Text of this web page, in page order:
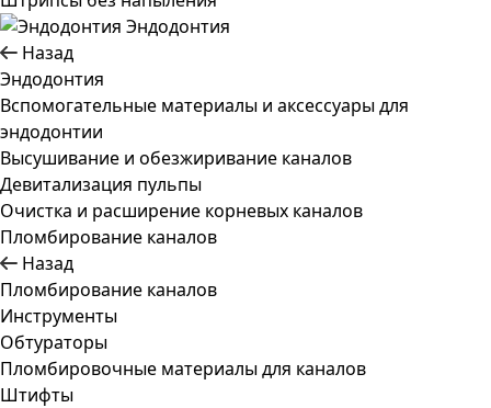
Эндодонтия
Назад
Эндодонтия
Вспомогательные материалы и аксессуары для
эндодонтии
Высушивание и обезжиривание каналов
Девитализация пульпы
Очистка и расширение корневых каналов
Пломбирование каналов
Назад
Пломбирование каналов
Инструменты
Обтураторы
Пломбировочные материалы для каналов
Штифты